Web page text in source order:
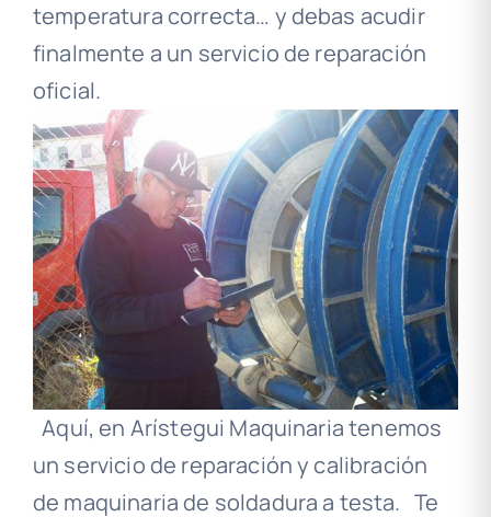
temperatura correcta… y debas acudir
finalmente a un servicio de reparación
oficial.
Aquí, en Arístegui Maquinaria tenemos
un servicio de reparación y calibración
de maquinaria de soldadura a testa. Te